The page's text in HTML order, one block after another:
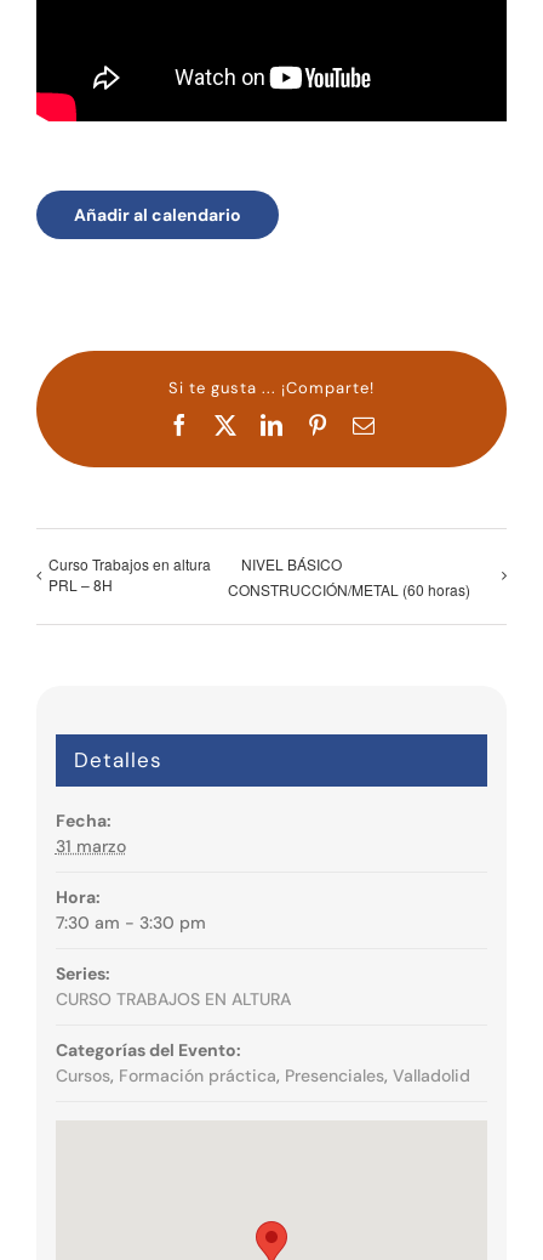
Añadir al calendario
Si te gusta ... ¡Comparte!
Facebook LinkedInPinterestCorreo
Curso Trabajos en altura
PRL – 8H
NIVEL BÁSICO
CONSTRUCCIÓN/METAL (60 horas)
Detalles
Fecha:
31 marzo
Hora:
7:30 am - 3:30 pm
Series:
CURSO TRABAJOS EN ALTURA
Categorías del Evento:
Cursos, Formación práctica, Presenciales, Valladolid